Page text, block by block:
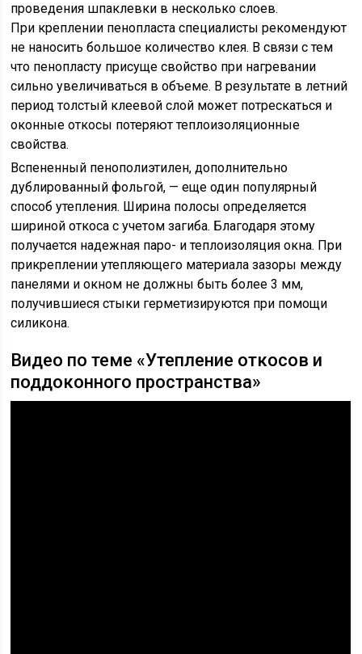
проведения шпаклевки в несколько слоев.
При креплении пенопласта специалисты рекомендуют
не наносить большое количество клея. В связи с тем
что пенопласту присуще свойство при нагревании
сильно увеличиваться в объеме. В результате в летний
период толстый клеевой слой может потрескаться и
оконные откосы потеряют теплоизоляционные
свойства.
Вспененный пенополиэтилен, дополнительно
дублированный фольгой, — еще один популярный
способ утепления. Ширина полосы определяется
шириной откоса с учетом загиба. Благодаря этому
получается надежная паро- и теплоизоляция окна. При
прикреплении утепляющего материала зазоры между
панелями и окном не должны быть более 3 мм,
получившиеся стыки герметизируются при помощи
силикона.
Видео по теме «Утепление откосов и
поддоконного пространства»